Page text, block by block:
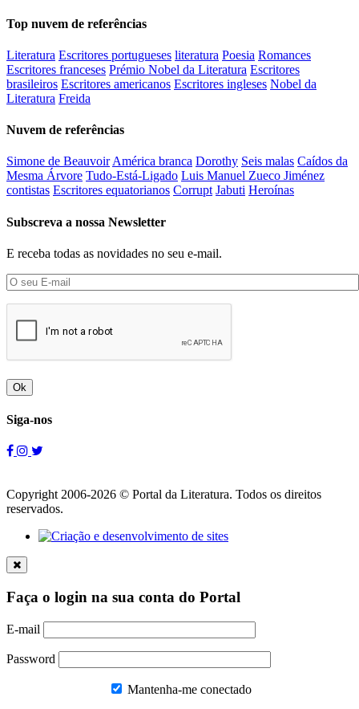
Top nuvem de referências
Literatura Escritores portugueses literatura Poesia Romances
Escritores franceses Prémio Nobel da Literatura Escritores
brasileiros Escritores americanos Escritores ingleses Nobel da
Literatura Freida
Nuvem de referências
Simone de Beauvoir América branca Dorothy Seis malas Caídos da
Mesma Árvore Tudo-Está-Ligado Luis Manuel Zueco Jiménez
contistas Escritores equatorianos Corrupt Jabuti Heroínas
Subscreva a nossa Newsletter
E receba todas as novidades no seu e-mail.
Ok
Siga-nos
Copyright 2006-2026 © Portal da Literatura. Todos os direitos
reservados.
Faça o login na sua conta do Portal
E-mail
Password
Mantenha-me conectado